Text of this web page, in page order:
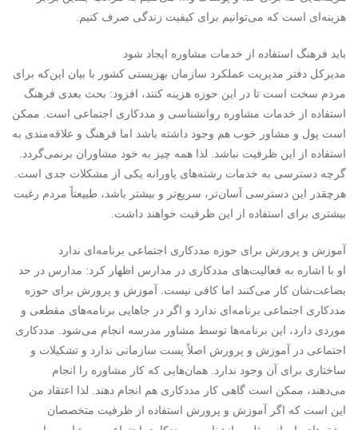
هزینه‌ای است که می‌توانیم برای کیفیت زندگی صرف کنیم.
باید فرهنگ استفاده از خدمات مشاوره ایجاد شود
مدیرکل دفتر مدیریت عملکرد سازمان بهزیستی کشور با بیان این‌که برای
مردم سخت است تا در این حوزه هزینه کنند، افزود: بحث بعدی فرهنگ
استفاده از خدمات مشاوره روانشناسی و مددکاری اجتماعی است. ممکن
است پول و مشاور خوب هم وجود داشته باشد اما فرهنگ و علاقه‌مندی به
استفاده از این ظرفیت نباشد. لذا همه چیز به خود مشاوران برنمی‌گردد.
گرچه دسترسی به خدمات رشته‌های یاورانه یکی از مشکلات جدی است.
هرچقدر این دسترسی آسان‌تر، سریع‌تر و بیشتر باشد، طبیعتاً مردم رغبت
بیشتری برای استفاده از این ظرفیت خواهند داشت.
آموزش و پرورش برای حوزه مددکاری اجتماعی برنامه‌ای ندارد
او با اشاره به فعالیت‌های مددکاری در مدارس اظهار کرد: مدارس در حد
بضاعت‌شان کار می‌کنند اما کافی نیست. آموزش و پرورش برای حوزه
مددکاری اجتماعی برنامه‌ای ندارد و اگر در جاهایی برنامه‌های مقطعی و
موردی دارد، این برنامه‌ها توسط مشاور مدرسه انجام می‌شود. مددکاری
اجتماعی در آموزش و پرورش اصلاً پست سازمانی ندارد و تشکیلات و
ساختاری برای آن وجود ندارد. همان‌هایی که کار مشاوره را انجام
می‌دهند، ممکن است گاهی کار مددکاری هم انجام دهند. لذا اعتقاد من
این است که اگر آموزش و پرورش استفاده از ظرفیت متخصصان